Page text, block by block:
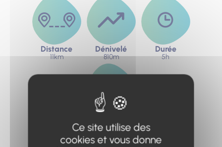
Distance
11km
Dénivelé
810m
Durée
5h
Très difficile
Ce site utilise des
cookies et vous donne